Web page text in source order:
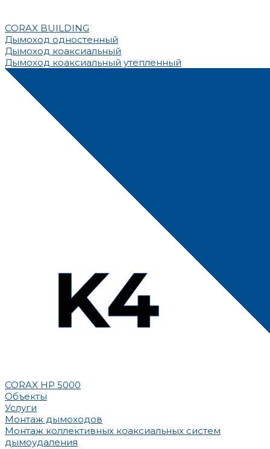
CORAX BUILDING
Дымоход одностенный
Дымоход коаксиальный
Дымоход коаксиальный утепленный
CORAX HP 5000
Объекты
Услуги
Монтаж дымоходов
Монтаж коллективных коаксиальных систем
дымоудаления